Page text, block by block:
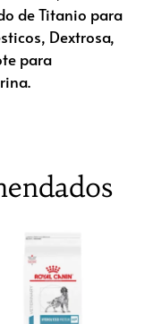
de Titanio para
Dextrosa,
para